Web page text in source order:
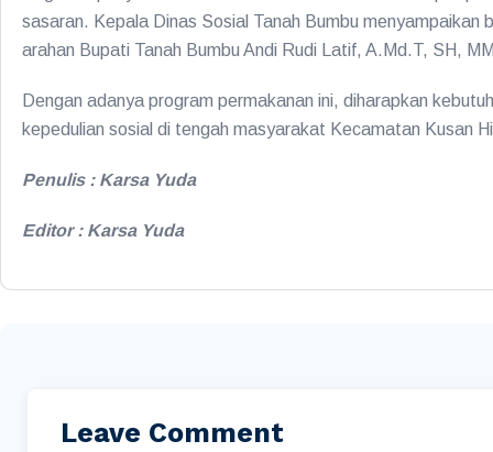
sasaran. Kepala Dinas Sosial Tanah Bumbu
arahan Bupati Tanah Bumbu Andi Rudi Latif, A.Md.T, SH,
Dengan adanya program permakanan ini, diharapkan
kepedulian sosial di tengah masyarakat Kecamatan Kusan
Penulis : Karsa Yuda
Editor : Karsa Yuda
Leave Comment